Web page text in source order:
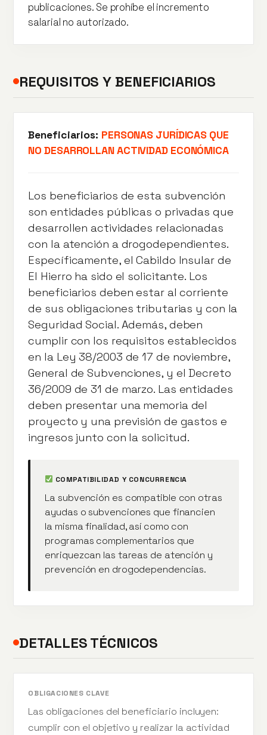
publicaciones. Se prohíbe el incremento
salarial no autorizado.
REQUISITOS Y BENEFICIARIOS
Beneficiarios: PERSONAS JURÍDICAS QUE
NO DESARROLLAN ACTIVIDAD ECONÓMICA
Los beneficiarios de esta subvención
son entidades públicas o privadas que
desarrollen actividades relacionadas
con la atención a drogodependientes.
Específicamente, el Cabildo Insular de
El Hierro ha sido el solicitante. Los
beneficiarios deben estar al corriente
de sus obligaciones tributarias y con la
Seguridad Social. Además, deben
cumplir con los requisitos establecidos
en la Ley 38/2003 de 17 de noviembre,
General de Subvenciones, y el Decreto
36/2009 de 31 de marzo. Las entidades
deben presentar una memoria del
proyecto y una previsión de gastos e
ingresos junto con la solicitud.
COMPATIBILIDAD Y CONCURRENCIA
La subvención es compatible con otras
ayudas o subvenciones que financien
la misma finalidad, así como con
programas complementarios que
enriquezcan las tareas de atención y
prevención en drogodependencias.
DETALLES TÉCNICOS
OBLIGACIONES CLAVE
Las obligaciones del beneficiario incluyen:
cumplir con el objetivo y realizar la actividad